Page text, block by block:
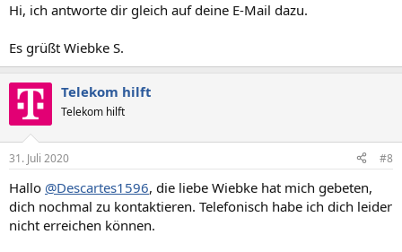
Hi, ich antworte dir gleich auf deine E-Mail dazu.
Es grüßt Wiebke S.
Telekom hilft
Telekom hilft
31. Juli 2020 #8
Hallo @Descartes1596, die liebe Wiebke hat mich gebeten,
dich nochmal zu kontaktieren. Telefonisch habe ich dich leider
nicht erreichen können.